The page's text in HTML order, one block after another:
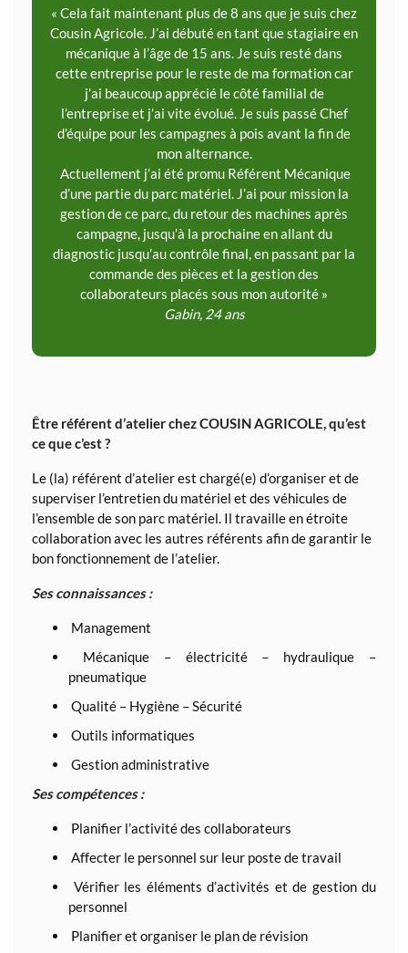
« Cela fait maintenant plus de 8 ans que je suis chez
Cousin Agricole. J’ai débuté en tant que stagiaire en
mécanique à l’âge de 15 ans. Je suis resté dans
cette entreprise pour le reste de ma formation car
j’ai beaucoup apprécié le côté familial de
l’entreprise et j’ai vite évolué. Je suis passé Chef
d’équipe pour les campagnes à pois avant la fin de
mon alternance.
Actuellement j’ai été promu Référent Mécanique
d’une partie du parc matériel. J’ai pour mission la
gestion de ce parc, du retour des machines après
campagne, jusqu’à la prochaine en allant du
diagnostic jusqu’au contrôle final, en passant par la
commande des pièces et la gestion des
collaborateurs placés sous mon autorité »
Gabin, 24 ans
Être référent d’atelier chez COUSIN AGRICOLE, qu’est
ce que c’est ?
Le (la) référent d’atelierest chargé(e) d’organiser et de
superviser l’entretien du matériel et des véhicules de
l’ensemble de son parc matériel. Il travaille en étroite
collaboration avec les autres référents afin de garantir le
bon fonctionnement de l’atelier.
Ses connaissances :
Management
Mécanique – électricité – hydraulique –
pneumatique
Qualité – Hygiène – Sécurité
Outils informatiques
Gestion administrative
Ses compétences :
Planifier l’activité des collaborateurs
Affecter le personnel sur leur poste de travail
Vérifier les éléments d’activités et de gestion du
personnel
Planifier et organiser le plan de révision